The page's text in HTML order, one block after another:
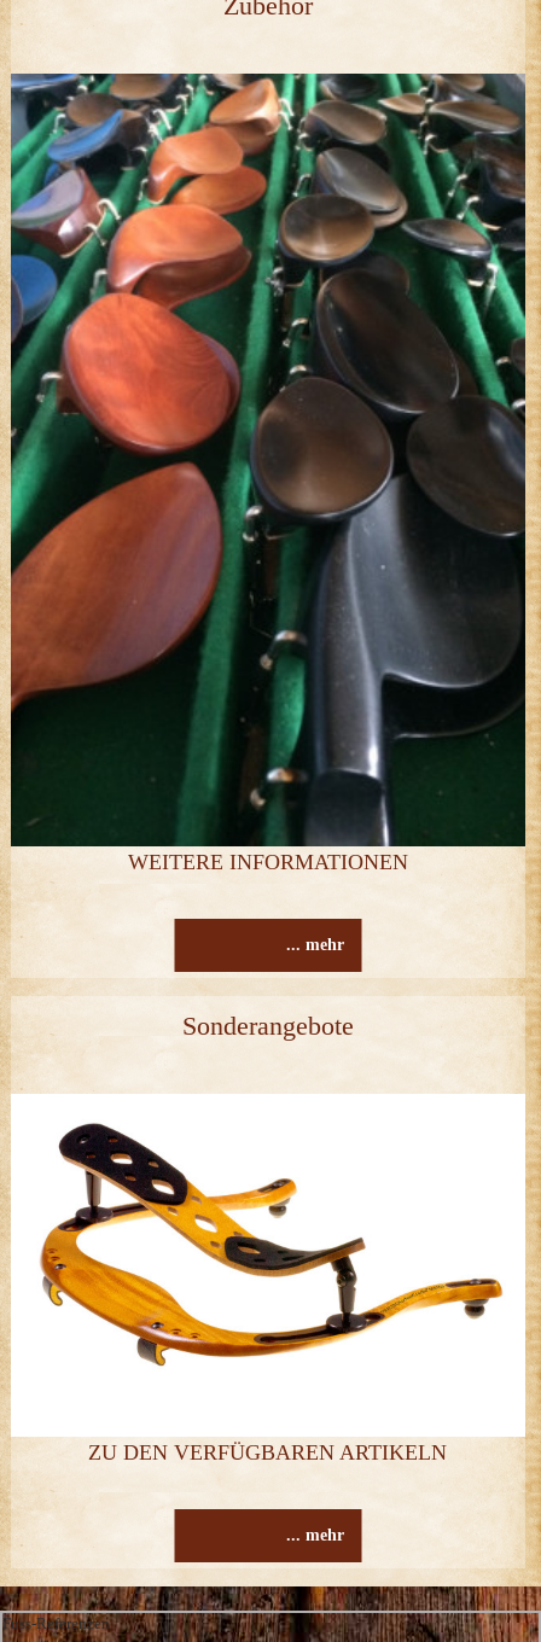
WEITERE INFORMATIONEN
... mehr
Sonderangebote
ZU DEN VERFÜGBAREN ARTIKELN
... mehr
Fuss-Referenzen